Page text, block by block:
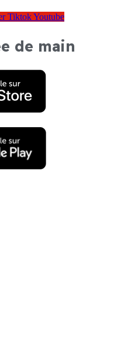
TiktokYoutube
de main